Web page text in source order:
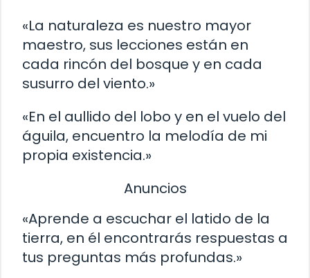
«La naturaleza es nuestro mayor
maestro, sus lecciones están en
cada rincón del bosque y en cada
susurro del viento.»
«En el aullido del lobo y en el vuelo del
águila, encuentro la melodía de mi
propia existencia.»
Anuncios
«Aprende a escuchar el latido de la
tierra, en él encontrarás respuestas a
tus preguntas más profundas.»